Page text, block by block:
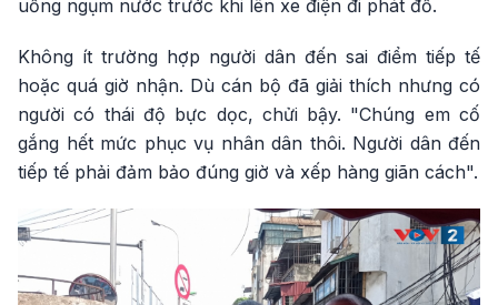
uống ngụm nước trước khi lên xe điện đi phát đồ.
Không ít trường hợp người dân đến sai điểm tiếp tế
hoặc quá giờ nhận. Dù cán bộ đã giải thích nhưng có
người có thái độ bực dọc, chửi bậy. "Chúng em cố
gắng hết mức phục vụ nhân dân thôi. Người dân đến
tiếp tế phải đảm bảo đúng giờ và xếp hàng giãn cách".